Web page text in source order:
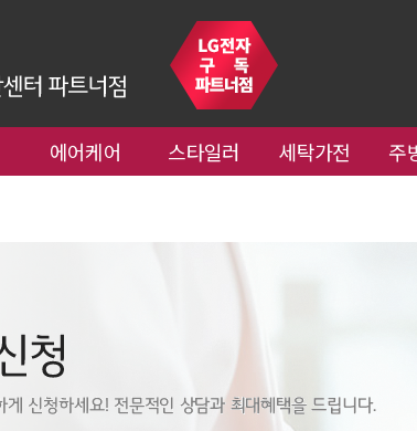
에어케어 스타일러 세탁가전 주